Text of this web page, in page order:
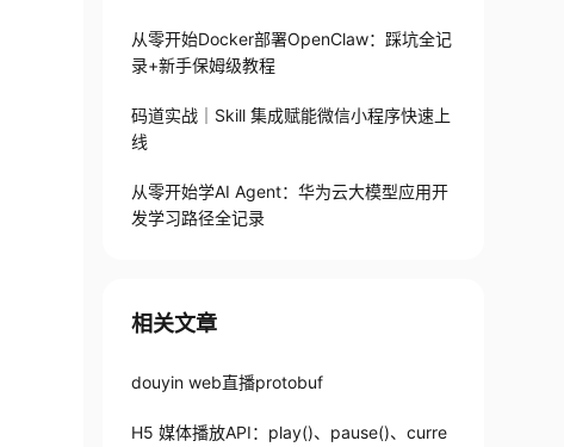
从零开始Docker部署OpenClaw：踩坑全记
录+新手保姆级教程
码道实战｜Skill 集成赋能微信小程序快速上
线
从零开始学AI Agent：华为云大模型应用开
发学习路径全记录
相关文章
douyin web直播protobuf
H5 媒体播放API：play()、pause()、curre